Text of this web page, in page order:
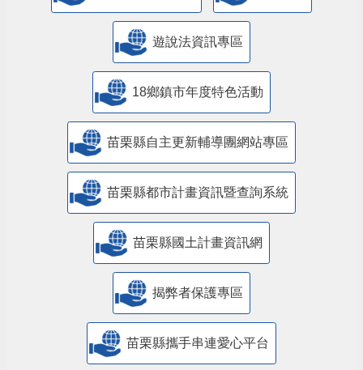
遊說法資訊專區
18鄉鎮市年度特色活動
苗栗縣自主更新輔導團網站專區
苗栗縣都市計畫資訊暨查詢系統
苗栗縣國土計畫資訊網
揭弊者保護專區
苗栗縣攜手串連愛心平台